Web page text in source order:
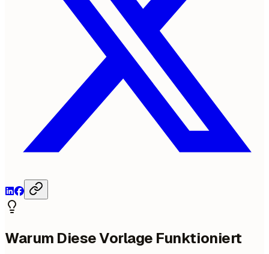
Warum Diese Vorlage Funktioniert